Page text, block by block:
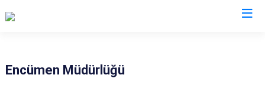
Encümen Müdürlüğü